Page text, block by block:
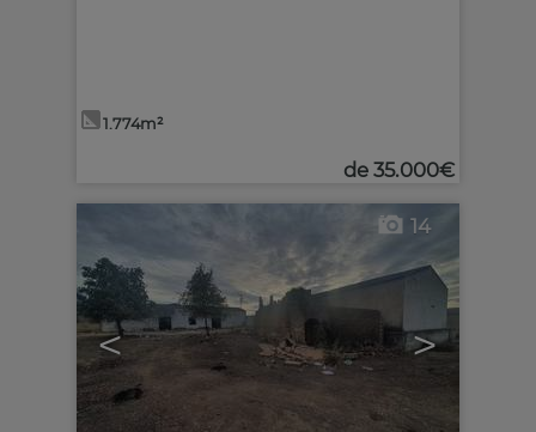
1.774m²
de 35.000€
< >
14